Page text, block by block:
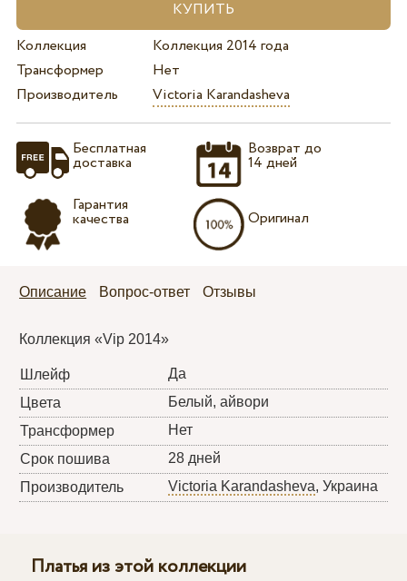
Коллекция
Коллекция 2014 года
Трансформер
Нет
Производитель
Victoria Karandasheva
Бесплатная
доставка
Гарантия
качества
Возврат до
14 дней
Оригинал
Описание Вопрос-ответ Отзывы
Коллекция «Vip 2014»
Шлейф
Да
Цвета
Белый, айвори
Трансформер
Нет
Срок пошива
28 дней
Производитель
Victoria Karandasheva, Украина
Платья из этой коллекции